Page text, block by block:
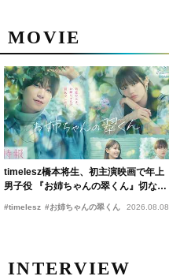
MOVIE
timelesz橋本将生、初主演映画で年上
男子役 『お姉ちゃんの翠くん』切ない
恋の幕開けを予感
#timelesz #お姉ちゃんの翠くん 2026.08.08
INTERVIEW